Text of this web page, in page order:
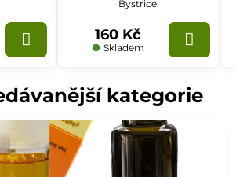
Bystrice.
Skladem
160 Kč
kategorie